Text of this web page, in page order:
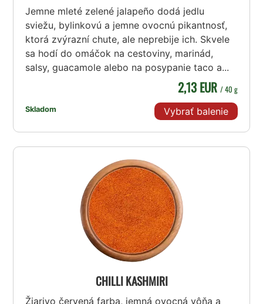
Jemne mleté zelené jalapeño dodá jedlu
sviežu, bylinkovú a jemne ovocnú pikantnosť,
ktorá zvýrazní chute, ale neprebije ich. Skvele
sa hodí do omáčok na cestoviny, marinád,
salsy, guacamole alebo na posypanie taco a...
Skladom
2,13 EUR / 40 g
Vybrať balenie
CHILLI KASHMIRI
Žiarivo červená farba, jemná ovocná vôňa a